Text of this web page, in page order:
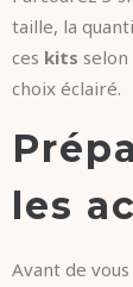
taille, la
ces kits
choix éclairé.
les
Avant de